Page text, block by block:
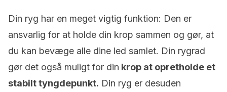
Din ryg har en meget vigtig funktion: Den er
ansvarlig for at holde din krop sammen og gør, at
du kan bevæge alle dine led samlet. Din rygrad
gør det også muligt for din krop at opretholde et
stabilt tyngdepunkt. Din ryg er desuden